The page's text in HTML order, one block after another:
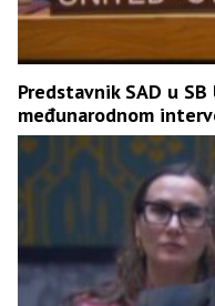
Predstavnik SAD u
međunarodnom